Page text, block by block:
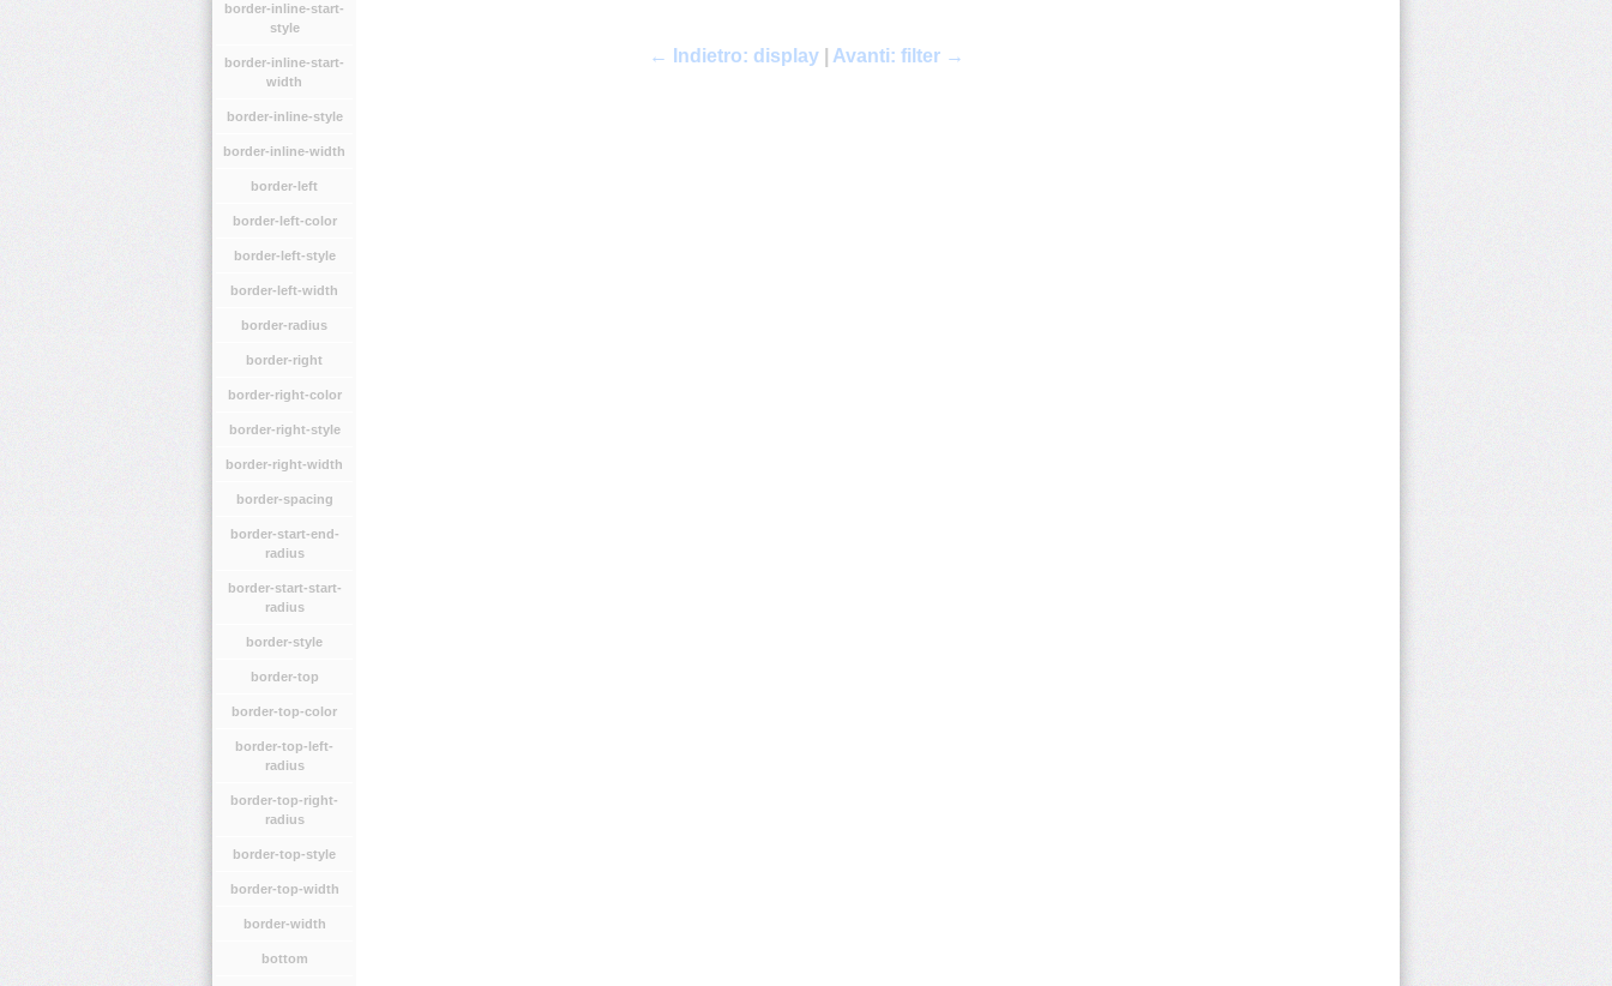
border-inline-start-
style
border-inline-start-
width
border-inline-style
border-inline-width
border-left
border-left-color
border-left-style
border-left-width
border-radius
border-right
border-right-color
border-right-style
border-right-width
border-spacing
border-start-end-
radius
border-start-start-
radius
border-style
border-top
border-top-color
border-top-left-
radius
border-top-right-
radius
border-top-style
border-top-width
border-width
bottom
← Indietro: display Avanti: filter →